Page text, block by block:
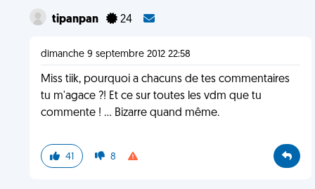
tipanpan 24
dimanche 9 septembre 2012 22:58
Miss tiik, pourquoi a chacuns de tes commentaires
tu m'agace ?! Et ce sur toutes les vdm que tu
commente ! ... Bizarre quand même.
41 8